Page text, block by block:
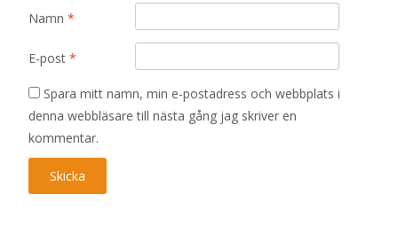
Namn *
E-post *
Spara mitt namn, min e-postadress och webbplats i
denna webbläsare till nästa gång jag skriver en
kommentar.